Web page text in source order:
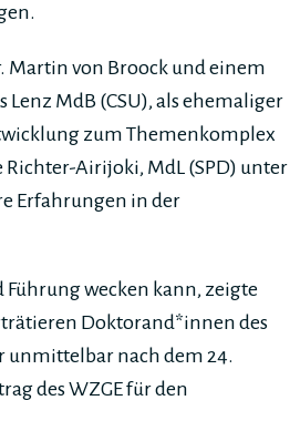
Martin von Broock und einem
MdB (CSU), als ehemaliger
zum Themenkomplex
Richter-Airijoki, MdL (SPD) unter
Erfahrungen in der
Führung wecken kann, zeigte
Doktorand*innen des
unmittelbar nach dem 24.
des WZGE für den